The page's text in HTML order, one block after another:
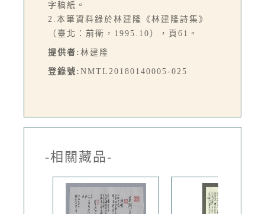
字稿紙。
2.本筆資料錄於林建隆《林建隆詩集》
（臺北：前衛，1995.10），頁61。
提供者: 林建隆
登錄號: NMTL20180140005-025
-相關藏品-